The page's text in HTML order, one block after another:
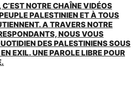
NOTRE CHAÎNE VIDÉOS
PALESTINIEN ET À TOUS
A TRAVERS NOTRE
NOUS VOUS
DES PALESTINIENS SOUS
EXIL. UNE PAROLE LIBRE POUR